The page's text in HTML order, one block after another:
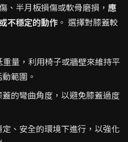
、半月板損傷或軟骨磨損， 應
不穩定的動作 。 選擇對膝蓋較
重量，利用椅子或牆壁來維持平
範圍。
蓋的彎曲角度，以避免膝蓋過度
定、安全的環境下進行，以強化